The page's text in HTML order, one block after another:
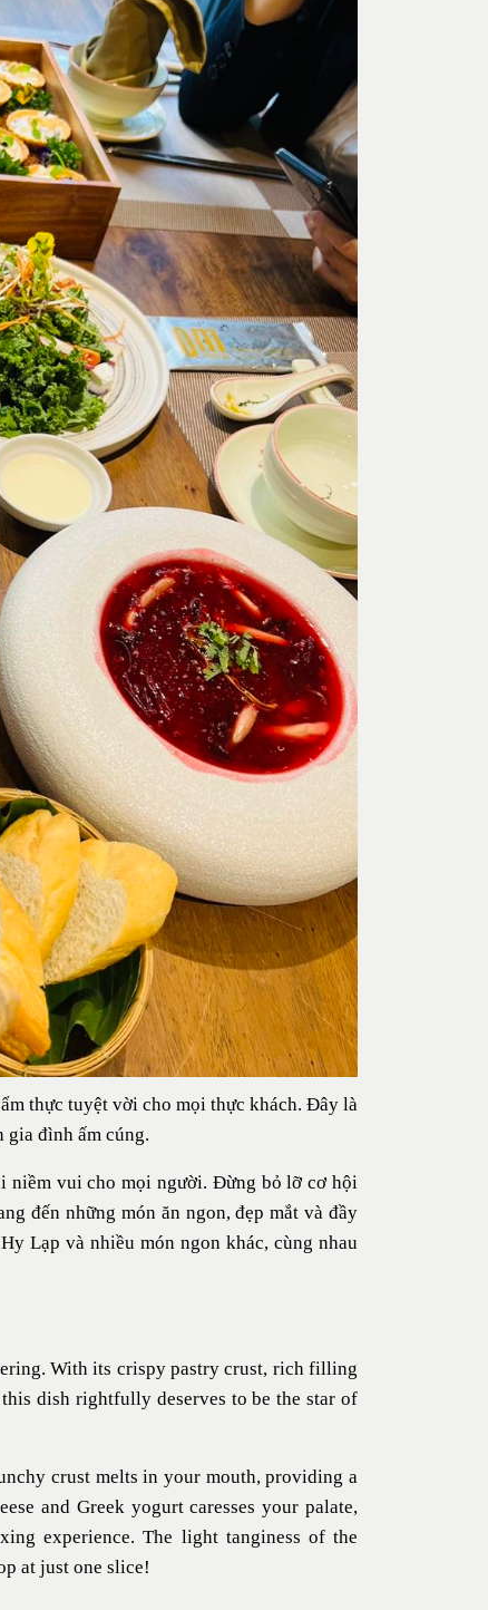
thực tuyệt vời cho mọi thực khách. Đây là
gia đình ấm cúng.
niềm vui cho mọi người. Đừng bỏ lỡ cơ hội
đến những món ăn ngon, đẹp mắt và đầy
Lạp và nhiều món ngon khác, cùng nhau
With its crispy pastry crust, rich filling
dish rightfully deserves to be the star of
crust melts in your mouth, providing a
and Greek yogurt caresses your palate,
experience. The light tanginess of the
at just one slice!